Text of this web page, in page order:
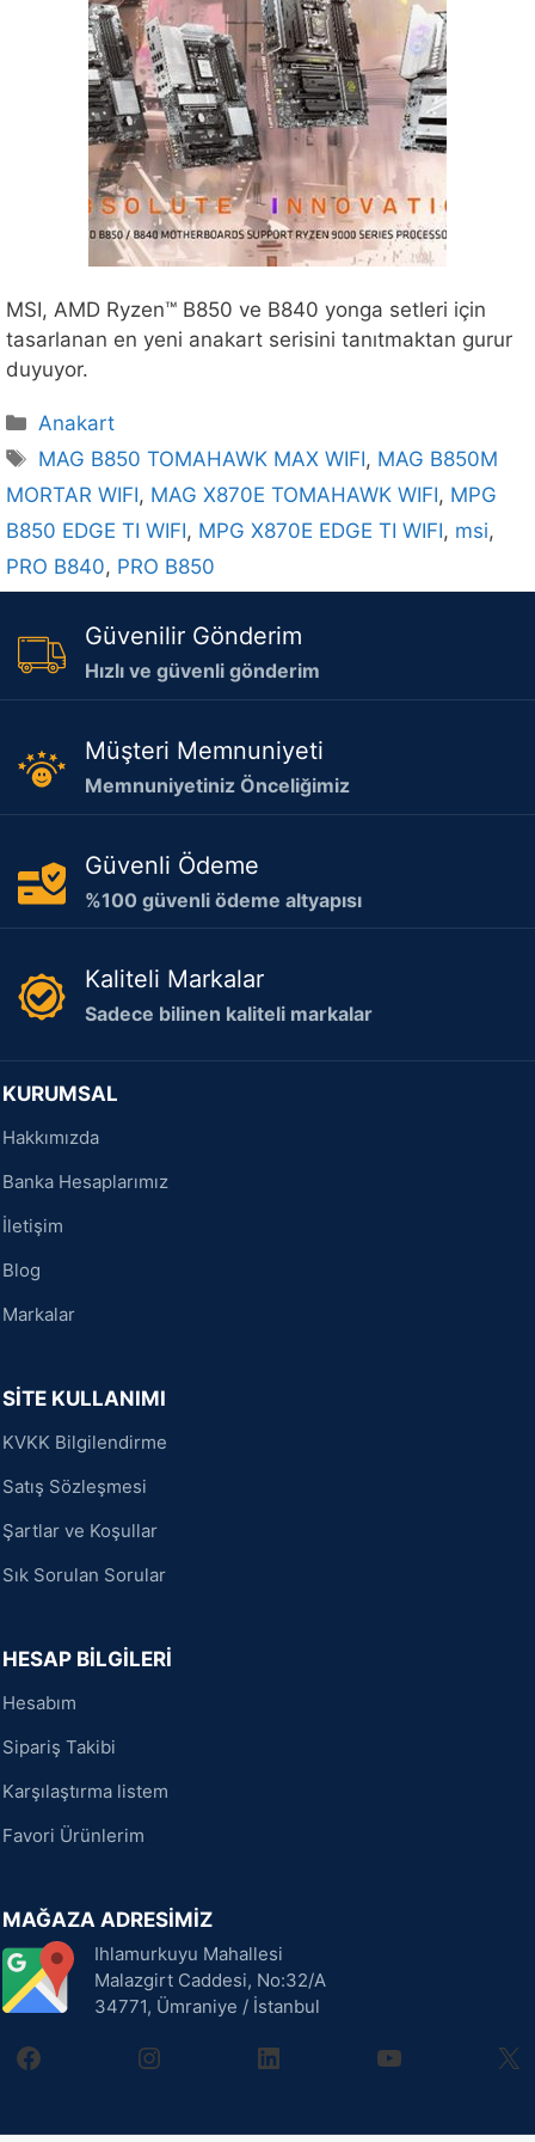
MSI, AMD Ryzen™ B850 ve B840 yonga setleri için
tasarlanan en yeni anakart serisini tanıtmaktan gurur
duyuyor.
Kategoriler
Anakart
Etiketler
MAG B850 TOMAHAWK MAX WIFI, MAG B850M
MORTAR WIFI, MAG X870E TOMAHAWK WIFI, MPG
B850 EDGE TI WIFI, MPG X870E EDGE TI WIFI, msi,
PRO B840, PRO B850
Güvenilir Gönderim
Hızlı ve güvenli gönderim
Müşteri Memnuniyeti
Memnuniyetiniz Önceliğimiz
Güvenli Ödeme
%100 güvenli ödeme altyapısı
Kaliteli Markalar
Sadece bilinen kaliteli markalar
KURUMSAL
Hakkımızda
Banka Hesaplarımız
İletişim
Blog
Markalar
SİTE KULLANIMI
KVKK Bilgilendirme
Satış Sözleşmesi
Şartlar ve Koşullar
Sık Sorulan Sorular
HESAP BİLGİLERİ
Hesabım
Sipariş Takibi
Karşılaştırma listem
Favori Ürünlerim
MAĞAZA ADRESİMİZ
Ihlamurkuyu Mahallesi
Malazgirt Caddesi, No:32/A
34771, Ümraniye / İstanbul
facebookinstagramlinkedin youtube X